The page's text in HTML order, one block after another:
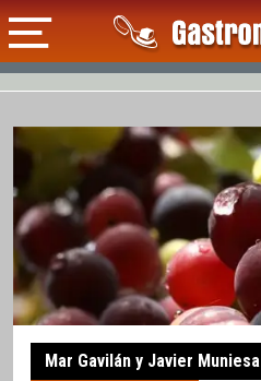
Mar Gavilán y Javier Muniesa